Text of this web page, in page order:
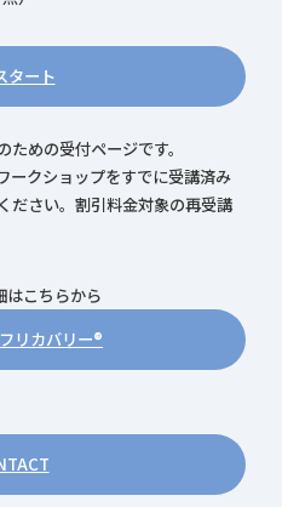
タート
めの受付ページです。
ークショップをすでに受講済み
ださい。割引料金対象の再受講
はこちらから
リカバリー®